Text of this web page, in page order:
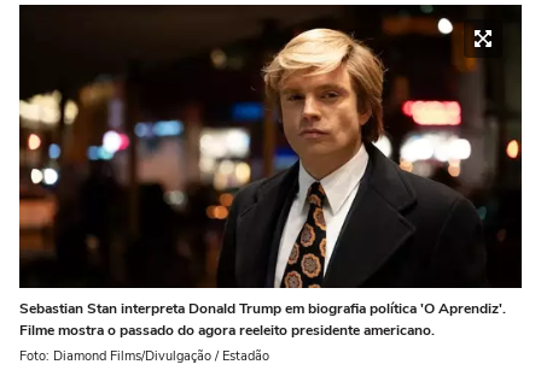
Sebastian Stan interpreta Donald Trump em biografia política 'O Aprendiz'.
Filme mostra o passado do agora reeleito presidente americano.
Foto: Diamond Films/Divulgação / Estadão